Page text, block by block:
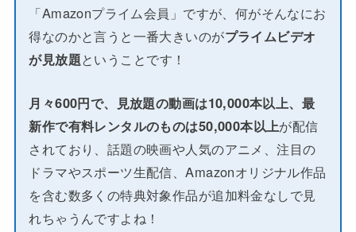
「Amazonプライム会員」ですが、何がそんなにお
得なのかと言うと一番大きいのがプライムビデオ
が見放題ということです！
月々600円で、見放題の動画は10,000本以上、最
新作で有料レンタルのものは50,000本以上が配信
されており、話題の映画や人気のアニメ、注目の
ドラマやスポーツ生配信、Amazonオリジナル作品
を含む数多くの特典対象作品が追加料金なしで見
れちゃうんですよね！